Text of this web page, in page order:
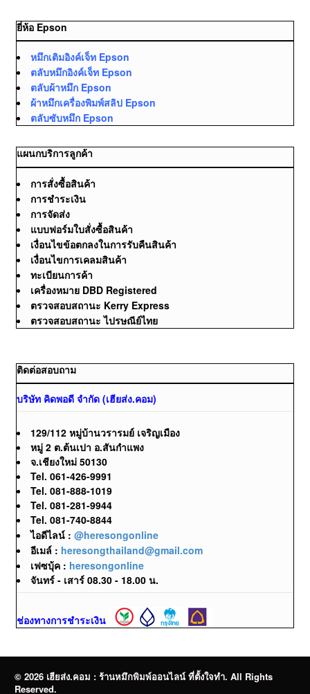
ยี่ห้อ Epson
หมึกเติมอิงค์เจ็ท Epson
ตลับหมึกอิงค์เจ็ท Epson
ตลับผ้าหมึก Epson
ผ้าหมึกเครื่องพิมพ์สลิป Epson
ตลับซับหมึก Epson
แผนกบริการลูกค้า
การสั่งซื้อสินค้า
การชำระเงิน
การจัดส่ง
แบบฟอร์มใบสั่งซื้อสินค้า
เงื่อนไขข้อตกลงในการรับคืนสินค้า
เงื่อนไขการเคลมสินค้า
ทะเบียนการค้า
เครื่องหมาย DBD Registered
ตรวจสอบสถานะ Kerry Express
ตรวจสอบสถานะ ไปรษณีย์ไทย
ติดต่อสอบถาม
บริษัท คิดพอดี จำกัด (เฮียส่ง.คอม)
129/112 หมู่บ้านวรารมย์ เจริญเมือง
หมู่ 2 ต.ต้นเปา อ.สันกำแพง
จ.เชียงใหม่ 50130
Tel. 061-426-9991
Tel. 081-888-1019
Tel. 081-281-9944
Tel. 081-740-8844
ไอดีไลน์ : @heresongonline
อีเมล์ : heresongthailand@gmail.com
เฟซบุ้ค : heresongonline
จันทร์ - เสาร์ 08.30 - 18.00 น.
ช่องทางการชำระเงิน
© 2026 เฮียส่ง.คอม : ร้านหมึกพิมพ์ออนไลน์ ที่ตั้งใจทำ. All Rights
Reserved.